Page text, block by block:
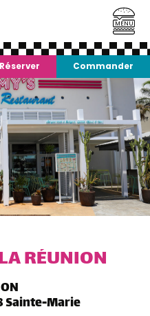
MENU
Réserver Commander
RÉUNION
Sainte-Marie